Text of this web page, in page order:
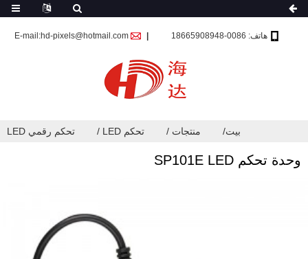
هاتف: 0086-18665908948 E-mail:hd-pixels@hotmail.com
بيت منتجات تحكم LED تحكم رقمي LED
وحدة تحكم SP101E LED